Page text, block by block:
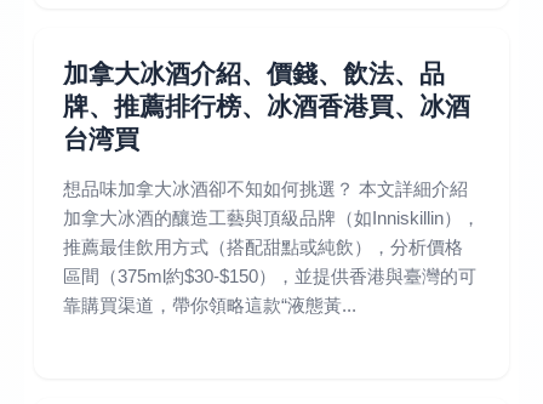
加拿大冰酒介紹、價錢、飲法、品
牌、推薦排行榜、冰酒香港買、冰酒
台湾買
想品味加拿大冰酒卻不知如何挑選？ 本文詳細介紹
加拿大冰酒的釀造工藝與頂級品牌（如Inniskillin），
推薦最佳飲用方式（搭配甜點或純飲），分析價格
區間（375ml約$30-$150），並提供香港與臺灣的可
靠購買渠道，帶你領略這款“液態黃...